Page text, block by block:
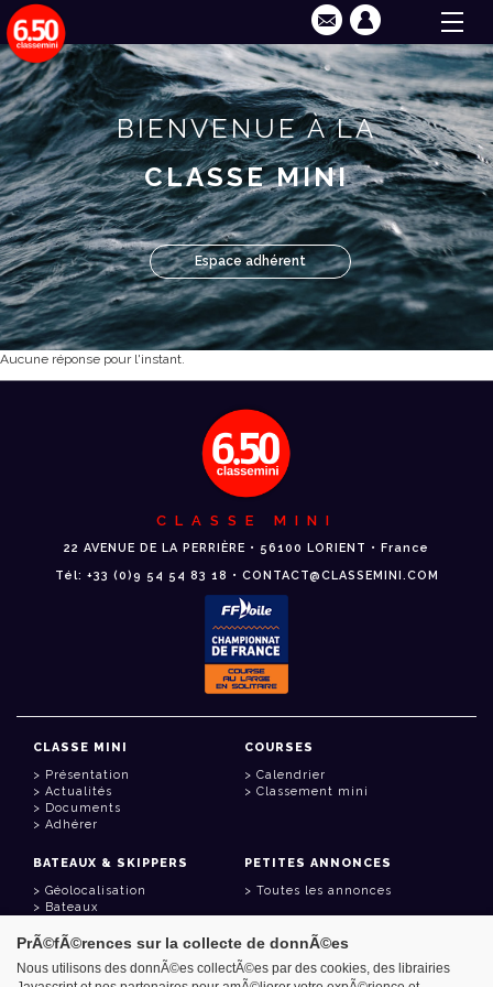
BIENVENUE À LA
CLASSE MINI
Espace adhérent
Aucune réponse pour l'instant.
CLASSE MINI
22 AVENUE DE LA PERRIÈRE • 56100 LORIENT • France
Tél: +33 (0)9 54 54 83 18 • CONTACT@CLASSEMINI.COM
CLASSE MINI
Présentation
Actualités
Documents
Adhérer
COURSES
Calendrier
Classement mini
BATEAUX & SKIPPERS
Géolocalisation
Bateaux
PETITES ANNONCES
Toutes les annonces
LIENS UTILES
PrÃ©fÃ©rences sur la collecte de donnÃ©es
Nous utilisons des donnÃ©es collectÃ©es par des cookies, des librairies